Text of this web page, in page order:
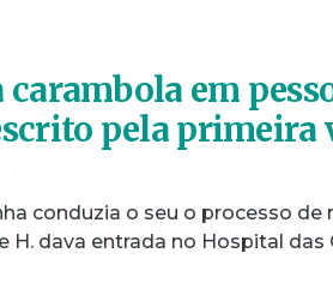
em
pela primeira
conduzia o seu o processo de
H. dava entrada no Hospital das